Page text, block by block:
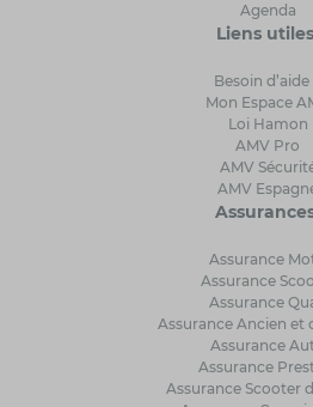
Agenda
Liens utiles
Besoin d’aide
Mon Espace
Loi Hamon
AMV Pro
AMV
AMV
Assurance
Assurance
Assurance
Assurance Ancien et
Assurance
Assurance
Assurance Scooter